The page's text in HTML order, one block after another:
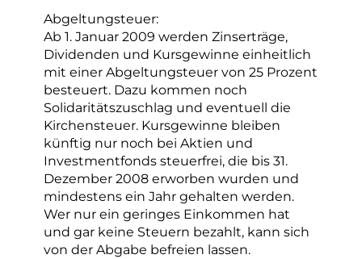
Abgeltungsteuer:
Ab 1. Januar 2009 werden Zinserträge,
Dividenden und Kursgewinne einheitlich
mit einer Abgeltungsteuer von 25 Prozent
besteuert. Dazu kommen noch
Solidaritätszuschlag und eventuell die
Kirchensteuer. Kursgewinne bleiben
künftig nur noch bei Aktien und
Investmentfonds steuerfrei, die bis 31.
Dezember 2008 erworben wurden und
mindestens ein Jahr gehalten werden.
Wer nur ein geringes Einkommen hat
und gar keine Steuern bezahlt, kann sich
von der Abgabe befreien lassen.